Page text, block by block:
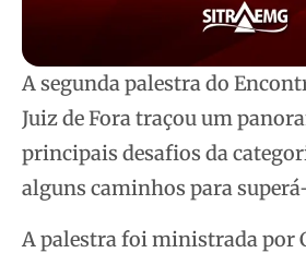
A segunda palestra do
Juiz de Fora traçou um
principais desafios da
alguns caminhos para
A palestra foi ministrada por